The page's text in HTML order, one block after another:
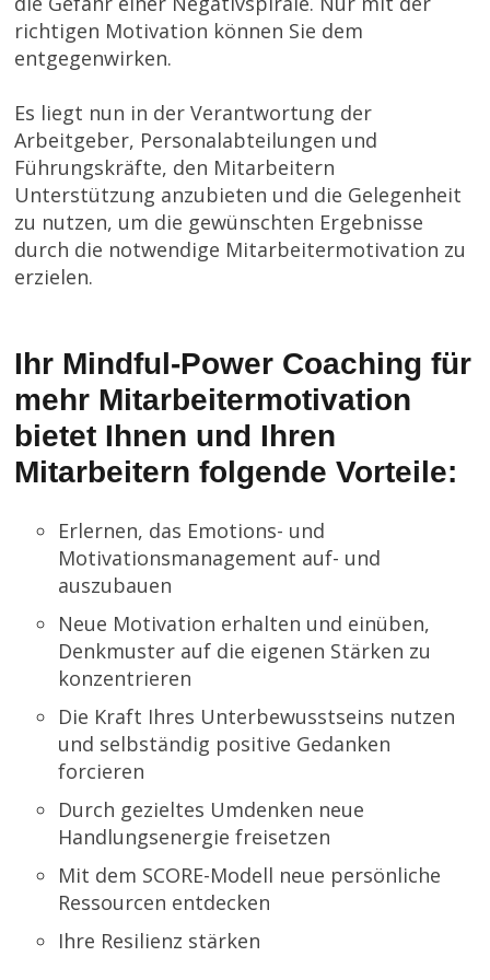
richtigen Motivation können Sie dem
entgegenwirken.
Es liegt nun in der Verantwortung der
Arbeitgeber, Personalabteilungen und
Führungskräfte, den Mitarbeitern
Unterstützung anzubieten und die Gelegenheit
zu nutzen, um die gewünschten Ergebnisse
durch die notwendige Mitarbeitermotivation zu
erzielen.
Ihr Mindful-Power Coaching für
mehr Mitarbeitermotivation
bietet Ihnen und Ihren
Mitarbeitern folgende Vorteile:
Erlernen, das Emotions- und
Motivationsmanagement auf- und
auszubauen
Neue Motivation erhalten und einüben,
Denkmuster auf die eigenen Stärken zu
konzentrieren
Die Kraft Ihres Unterbewusstseins nutzen
und selbständig positive Gedanken
forcieren
Durch gezieltes Umdenken neue
Handlungsenergie freisetzen
Mit dem SCORE-Modell neue persönliche
Ressourcen entdecken
Ihre Resilienz stärken